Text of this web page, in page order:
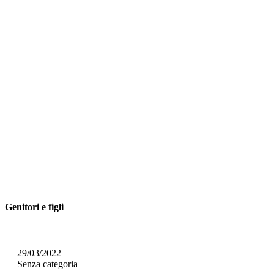
Genitori e figli
29/03/2022
Senza categoria